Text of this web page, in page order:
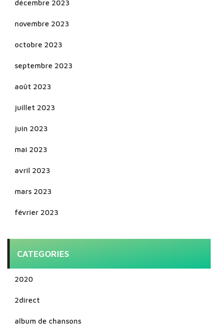
décembre 2023
novembre 2023
octobre 2023
septembre 2023
août 2023
juillet 2023
juin 2023
mai 2023
avril 2023
mars 2023
février 2023
CATEGORIES
2020
2direct
album de chansons